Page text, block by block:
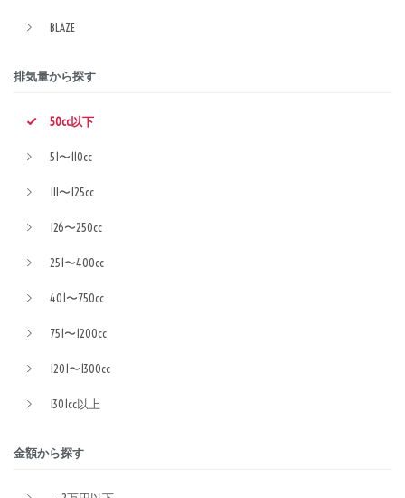
BLAZE
排気量から探す
50cc以下
51〜110cc
111〜125cc
126〜250cc
251〜400cc
401〜750cc
751〜1200cc
1201〜1300cc
1301cc以上
金額から探す